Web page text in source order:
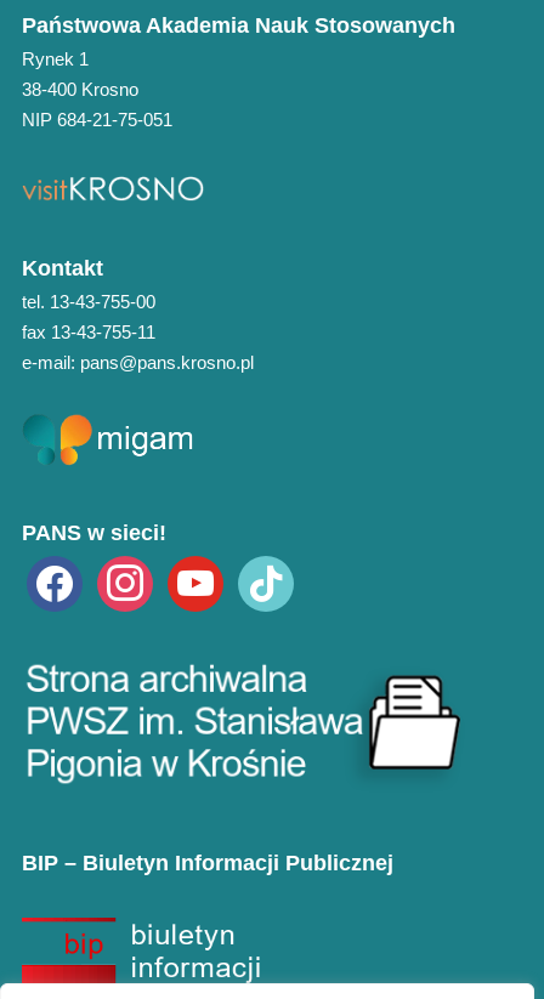
Państwowa Akademia Nauk Stosowanych
Rynek 1
38-400 Krosno
NIP 684-21-75-051
Kontakt
tel. 13-43-755-00
fax 13-43-755-11
e-mail: pans@pans.krosno.pl
PANS w sieci!
facebook instagramyoutube tiktok
BIP – Biuletyn Informacji Publicznej